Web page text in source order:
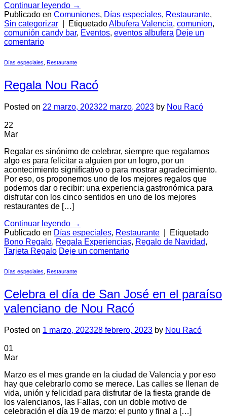
Continuar leyendo →
Publicado en Comuniones, Días especiales, Restaurante,
Sin categorizar
EtiquetadoAlbufera Valencia, comunion,
comunión candy bar, Eventos, eventos albufera Deje un
comentario
Días especiales Restaurante
Regala Nou Racó
Posted on 22 marzo, 202322 marzo, 2023 by Nou Racó
22
Mar
Regalar es sinónimo de celebrar, siempre que regalamos
algo es para felicitar a alguien por un logro, por un
acontecimiento signifícativo o para mostrar agradecimiento.
Por eso, os proponemos uno de los mejores regalos que
podemos dar o recibir: una experiencia gastronómica para
disfrutar con los cinco sentidos en uno de los mejores
restaurantes de […]
Continuar leyendo →
Publicado en Días especiales, Restaurante
Etiquetado
Bono Regalo, Regala Experiencias, Regalo de Navidad,
Tarjeta Regalo Deje un comentario
Días especiales Restaurante
Celebra el día de San José en el paraíso
valenciano de Nou Racó
Posted on 1 marzo, 202328 febrero, 2023 by Nou Racó
01
Mar
Marzo es el mes grande en la ciudad de Valencia y por eso
hay que celebrarlo como se merece. Las calles se llenan de
vida, unión y felicidad para disfrutar de la fiesta grande de
los valencianos, las Fallas, con un doble motivo de
celebración el día 19 de marzo: el punto y final a […]